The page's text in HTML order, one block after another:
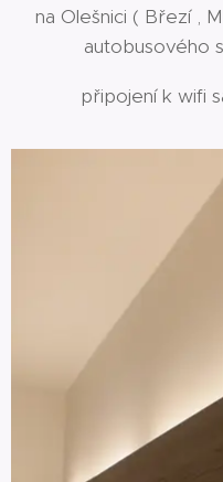
na Olešnici ( Březí ,
autobusového
připojení k wifi